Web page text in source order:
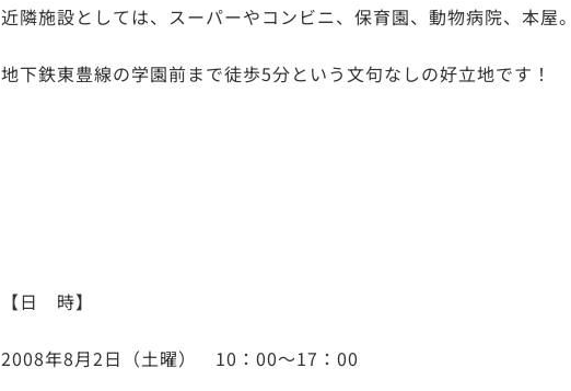
近隣施設としては、スーパーやコンビニ、保育園、動物病院、本屋。
地下鉄東豊線の学園前まで徒歩5分という文句なしの好立地です！
【日 時】
2008年8月2日（土曜） 10：00～17：00